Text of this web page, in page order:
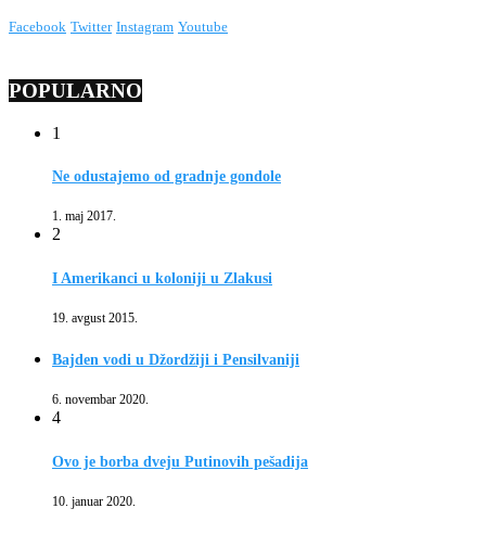
Facebook Twitter Instagram Youtube
POPULARNO
1
Ne odustajemo od gradnje gondole
1. maj 2017.
2
I Amerikanci u koloniji u Zlakusi
19. avgust 2015.
Bajden vodi u Džordžiji i Pensilvaniji
6. novembar 2020.
4
Ovo je borba dveju Putinovih pešadija
10. januar 2020.